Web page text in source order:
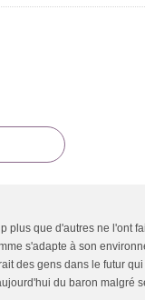
plus que d'autres ne l'ont
s'adapte à son
des gens dans le futur
du baron malgré